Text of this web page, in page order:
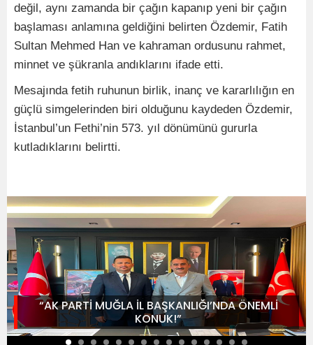
değil, aynı zamanda bir çağın kapanıp yeni bir çağın
başlaması anlamına geldiğini belirten Özdemir, Fatih
Sultan Mehmed Han ve kahraman ordusunu rahmet,
minnet ve şükranla andıklarını ifade etti.
Mesajında fetih ruhunun birlik, inanç ve kararlılığın en
güçlü simgelerinden biri olduğunu kaydeden Özdemir,
İstanbul’un Fethi’nin 573. yıl dönümünü gururla
kutladıklarını belirtti.
“AK PARTİ MUĞLA İL BAŞKANLIĞI’NDA ÖNEMLİ
KONUK!”